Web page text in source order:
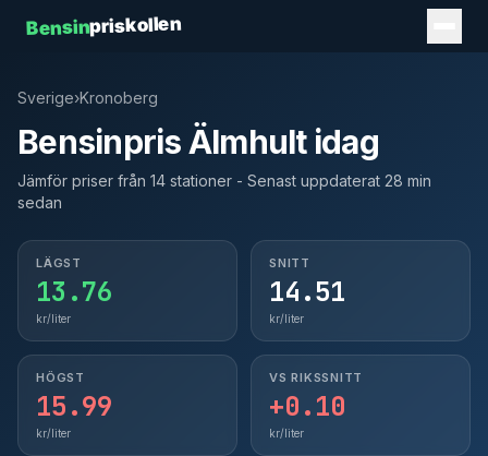
Bensinpriskollen
Sverige›Kronoberg
Bensinpris Älmhult idag
Jämför priser från 14 stationer - Senast uppdaterat 28 min
sedan
LÄGST
13.76
kr/liter
SNITT
14.51
kr/liter
HÖGST
15.99
kr/liter
VS RIKSSNITT
+0.10
kr/liter